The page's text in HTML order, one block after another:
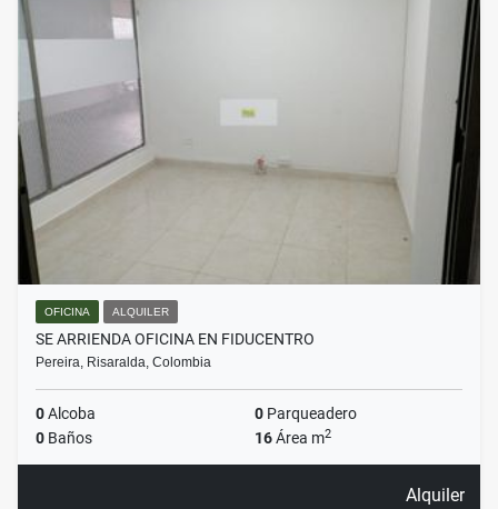
OFICINA ALQUILER
SE ARRIENDA OFICINA EN FIDUCENTRO
Pereira, Risaralda, Colombia
0Alcoba 0 Parqueadero
0 Baños 16Área m2
Alquiler